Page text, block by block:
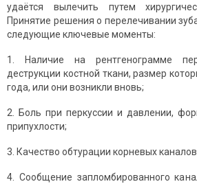
удаётся вылечить путем
Принятие решения о перелечивании
следующие ключевые моменты:
1. Наличие на рентгенограмме
деструкции костной ткани, размер
года, или они возникли вновь;
2. Боль при перкуссии и давлении,
припухлости;
3. Качество обтурации корневых
4. Сообщение запломбированного